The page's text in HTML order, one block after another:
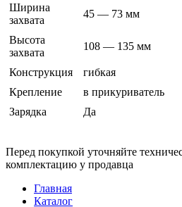
Ширина
захвата
45 — 73 мм
Высота
захвата
108 — 135 мм
Конструкция
гибкая
Крепление
в прикуриватель
Зарядка
Да
Перед покупкой уточняйте
комплектацию у продавца
Главная
Каталог